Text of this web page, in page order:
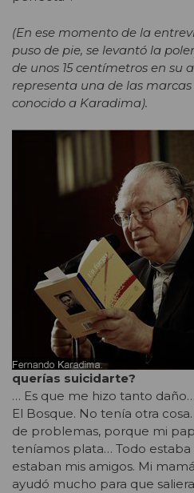
(En ese momento de la
puso de pie, se levantó la
de unos 15 centímetros en su
representa una de las
conocido a Karadima).
querías suicidarte?
… Es que me hizo tanto
El Bosque. No tenía otra
de problemas, porque mi
teníamos plata… Todo estaba
estaban mis amigos. Mi
ayudó mucho para que